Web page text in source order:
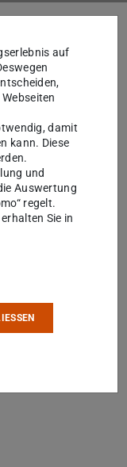
auf
damit
kann. Diese
und
Auswertung
regelt.
Sie in